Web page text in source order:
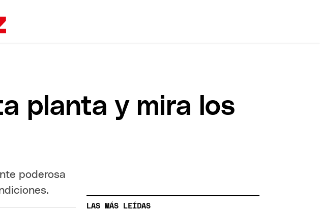
planta y mira los
poderosa
LAS MÁS LEÍDAS